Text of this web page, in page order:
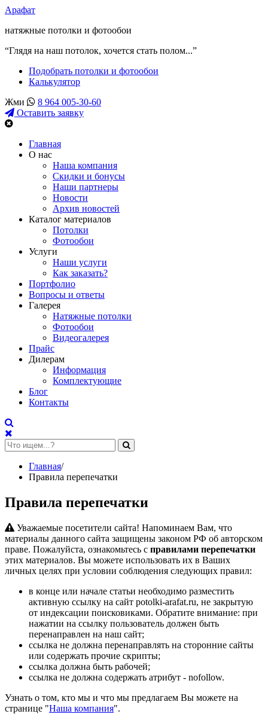
Арафат
натяжные потолки и фотообои
“Глядя на наш потолок, хочется стать полом...”
Подобрать потолки и фотообои
Калькулятор
Жми
8 964 005-30-60
Оставить заявку
Главная
О нас
Наша компания
Скидки и бонусы
Наши партнеры
Новости
Архив новостей
Каталог материалов
Потолки
Фотообои
Услуги
Наши услуги
Как заказать?
Портфолио
Вопросы и ответы
Галерея
Натяжные потолки
Фотообои
Видеогалерея
Прайс
Дилерам
Информация
Комплектующие
Блог
Контакты
Главная/
Правила перепечатки
Правила перепечатки
Уважаемые посетители сайта! Напоминаем Вам, что
материалы данного сайта защищены законом РФ об авторском
праве. Пожалуйста, ознакомьтесь с правилами перепечатки
этих материалов. Вы можете использовать их в Ваших
личных целях при условии соблюдения следующих правил:
в конце или начале статьи необходимо разместить
активную ссылку на сайт potolki-arafat.ru, не закрытую
от индексации поисковиками. Обратите внимание: при
нажатии на ссылку пользователь должен быть
перенаправлен на наш сайт;
ссылка не должна перенаправлять на сторонние сайты
или содержать прочие скрипты;
ссылка должна быть рабочей;
ссылка не должна содержать атрибут - nofollow.
Узнать о том, кто мы и что мы предлагаем Вы можете на
странице "Наша компания".